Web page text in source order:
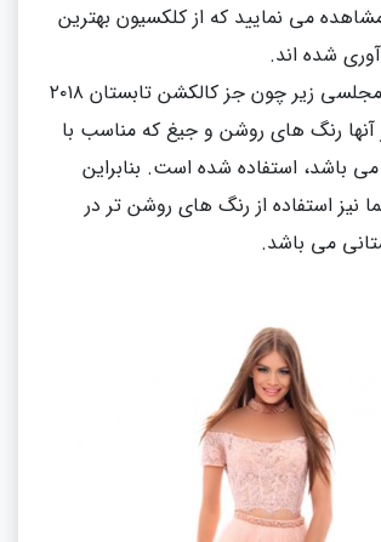
۲۰۱۸ را مشاهده می نمایید که از کلکسیون بهترین
شده اند.
مدل های لباس مجلسی زیر چون جز کالکشن تابستان ۲۰۱۸
آنها رنگ های روشن و جیغ که مناسب با
باشد، استفاده شده است. بنابراین
نیز استفاده از رنگ های روشن تر در
می باشد.